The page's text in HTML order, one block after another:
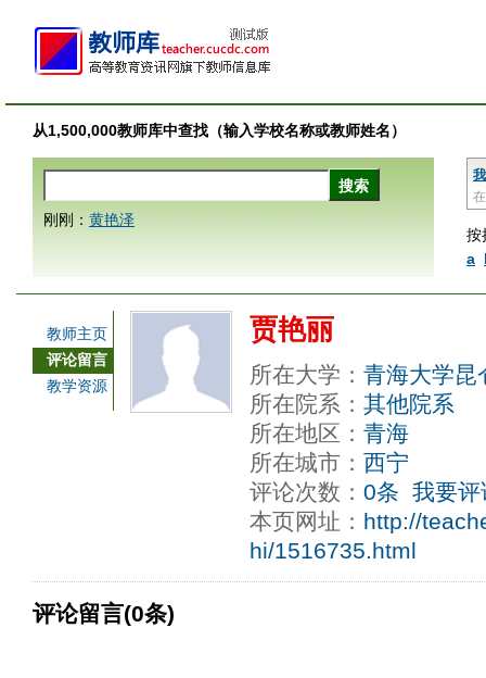
从1,500,000教师库中查找（输入学校名称或教师姓名）
按
a
刚刚： 黄艳泽
教师主页
评论留言
教学资源
贾艳丽
所在大学： 青海大学昆
所在院系： 其他院系
所在地区： 青海
所在城市： 西宁
评论次数： 0条 我要评
本页网址： http://
hi/1516735.html
评论留言(0条)